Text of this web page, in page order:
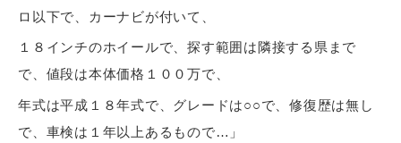
ロ以下で、カーナビが付いて、
１８インチのホイールで、探す範囲は隣接する県まで
で、値段は本体価格１００万で、
年式は平成１８年式で、グレードは○○で、修復歴は無し
で、車検は１年以上あるもので…」